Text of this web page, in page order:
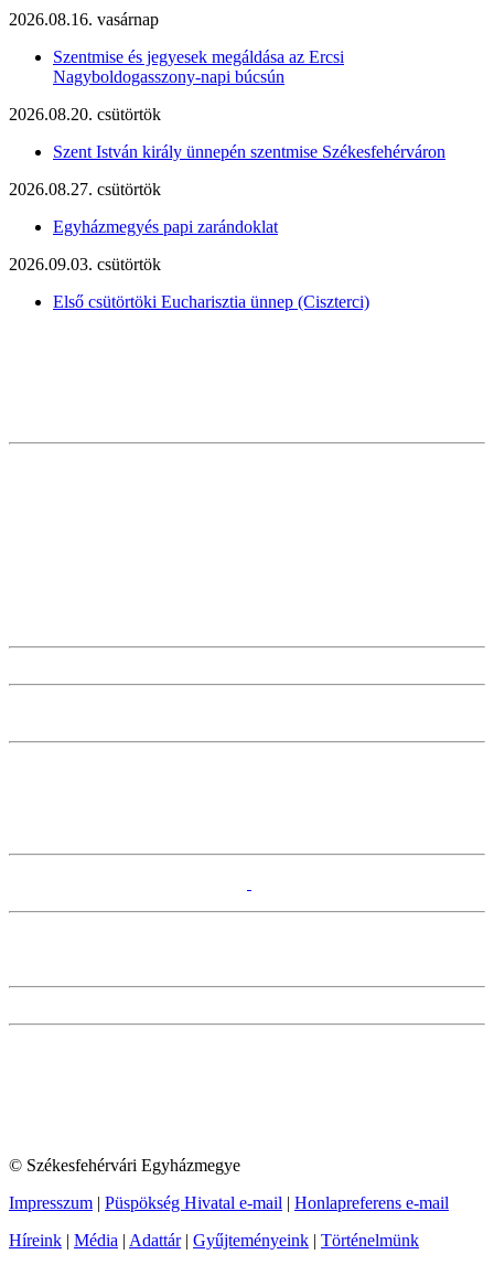
2026.08.16. vasárnap
Szentmise és jegyesek megáldása az Ercsi
Nagyboldogasszony-napi búcsún
2026.08.20. csütörtök
Szent István király ünnepén szentmise Székesfehérváron
2026.08.27. csütörtök
Egyházmegyés papi zarándoklat
2026.09.03. csütörtök
Első csütörtöki Eucharisztia ünnep (Ciszterci)
© Székesfehérvári Egyházmegye
Impresszum | Püspökség Hivatal e-mail | Honlapreferens e-mail
Híreink | Média | Adattár| Gyűjteményeink | Történelmünk